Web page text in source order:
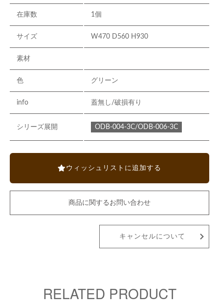
在庫数 1個
サイズ W470 D560 H930
素材
色 グリーン
info 蓋無し/破損有り
シリーズ展開 ODB-004-3C/ODB-006-3C
ウィッシュリストに追加する
商品に関するお問い合わせ
キャンセルについて
RELATED PRODUCT